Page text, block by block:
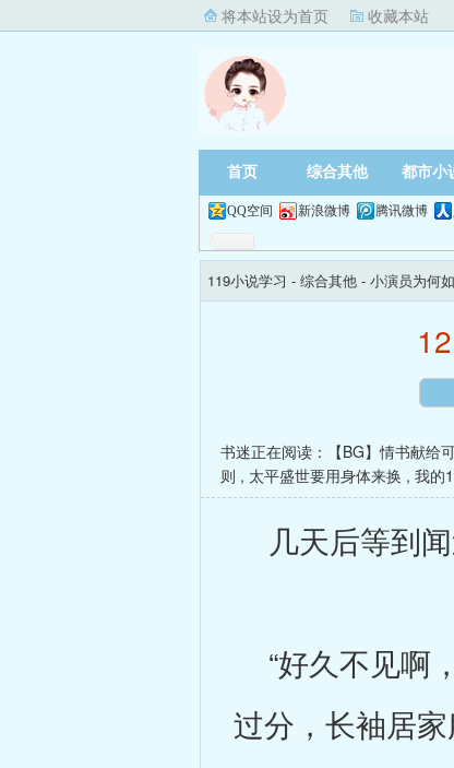
将本站设为首页 收藏本站
首页 综合其他 都市小
QQ空间 新浪微博 腾讯微博
119小说学习 - 综合其他 - 小演员为何
书迷正在阅读： 【BG】情书献给
则 , 太平盛世要用身体来换 , 我的
几天后等到闻
“好久不见啊
过分，长袖居